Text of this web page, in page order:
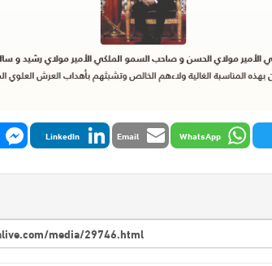
WhatsApp
Email
LinkedIn